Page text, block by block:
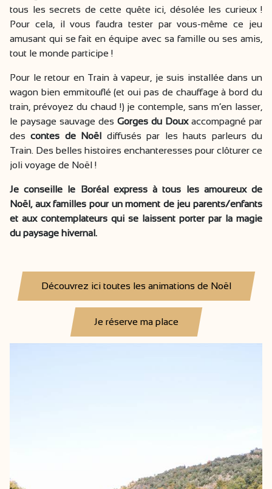
tous les secrets de cette quête ici, désolée les curieux !
Pour cela, il vous faudra tester par vous-même ce jeu
amusant qui se fait en équipe avec sa famille ou ses amis,
tout le monde participe !
Pour le retour en Train à vapeur, je suis installée dans un
wagon bien emmitouflé (et oui pas de chauffage à bord du
train, prévoyez du chaud !) je contemple, sans m’en lasser,
le paysage sauvage des Gorges du Doux accompagné par
descontes de Noël diffusés par les hauts parleurs du
Train. Des belles histoires enchanteresses pour clôturer ce
joli voyage de Noël !
Je conseille le Boréal express à tous les amoureux de
Noël, aux familles pour un moment de jeu parents/enfants
et aux contemplateurs qui se laissent porter par la magie
du paysage hivernal.
Découvrez ici toutes les animations de Noël
Je réserve ma place